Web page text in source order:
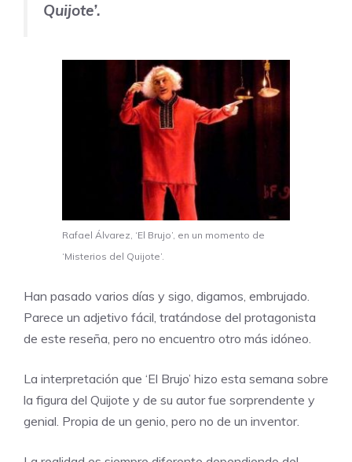
Quijote’.
Rafael Álvarez, ‘El Brujo’, en un momento de
‘Misterios del Quijote’.
Han pasado varios días y sigo, digamos, embrujado.
Parece un adjetivo fácil, tratándose del protagonista
de este reseña, pero no encuentro otro más idóneo.
La interpretación que ‘El Brujo’ hizo esta semana sobre
la figura del Quijote y de su autor fue sorprendente y
genial. Propia de un genio, pero no de un inventor.